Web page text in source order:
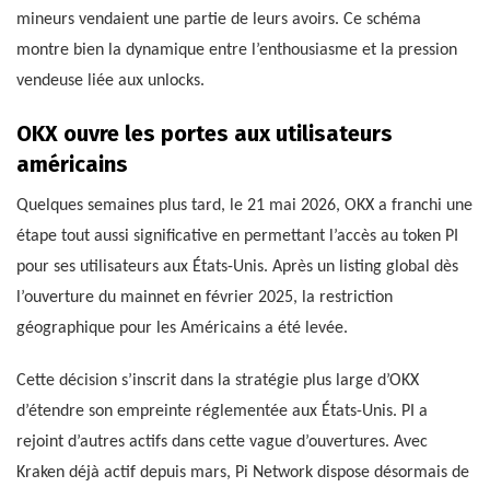
mineurs vendaient une partie de leurs avoirs. Ce schéma
montre bien la dynamique entre l’enthousiasme et la pression
vendeuse liée aux unlocks.
OKX ouvre les portes aux utilisateurs
américains
Quelques semaines plus tard, le 21 mai 2026, OKX a franchi une
étape tout aussi significative en permettant l’accès au token PI
pour ses utilisateurs aux États-Unis. Après un listing global dès
l’ouverture du mainnet en février 2025, la restriction
géographique pour les Américains a été levée.
Cette décision s’inscrit dans la stratégie plus large d’OKX
d’étendre son empreinte réglementée aux États-Unis. PI a
rejoint d’autres actifs dans cette vague d’ouvertures. Avec
Kraken déjà actif depuis mars, Pi Network dispose désormais de